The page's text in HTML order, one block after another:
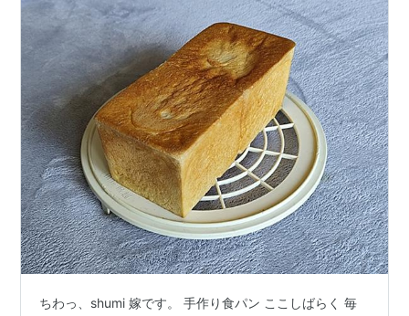
ちわっ、shumi 嫁です。 手作り食パン ここしばらく 毎